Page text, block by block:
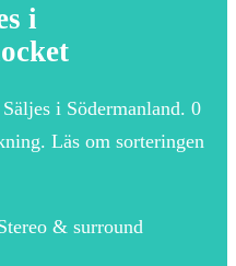
i
i Södermanland. 0
Läs om sorteringen
& surround